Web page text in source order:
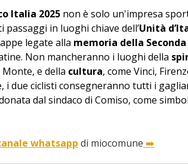
Italia 2025 non è solo un'impresa
passaggi in luoghi chiave dell’Unità
legate alla memoria della
Non mancheranno i luoghi della
e della cultura, come Vinci,
i due ciclisti consegneranno tutti i
dal sindaco di Comiso, come
whatsapp di miocomune ➡️